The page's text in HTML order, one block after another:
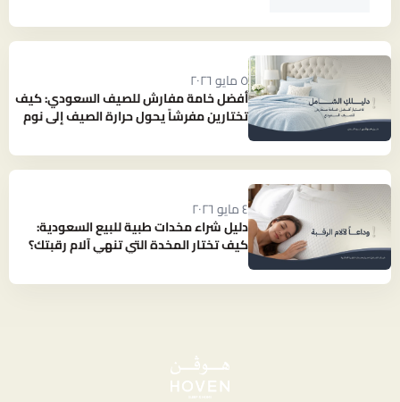
٥ مايو ٢٠٢٦
أفضل خامة مفارش للصيف السعودي: كيف
تختارين مفرشاً يحول حرارة الصيف إلى نوم
٤ مايو ٢٠٢٦
دليل شراء مخدات طبية للبيع السعودية:
كيف تختار المخدة التي تنهي آلام رقبتك؟